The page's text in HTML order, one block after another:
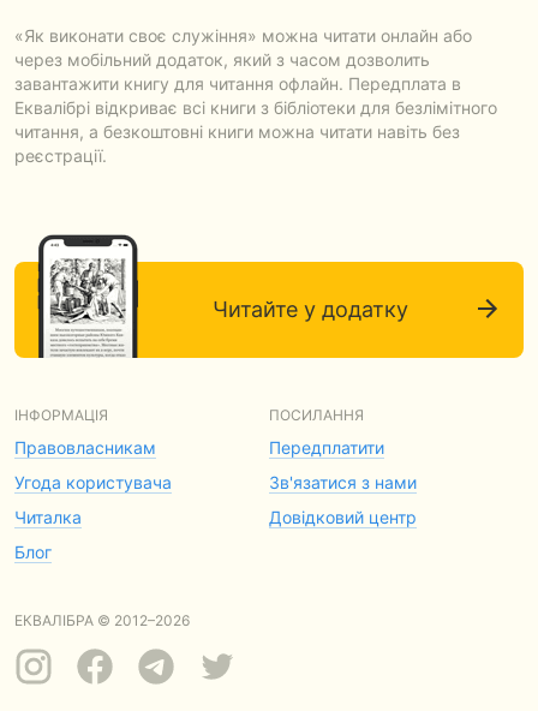
«Як виконати своє служіння» можна читати онлайн або
через мобільний додаток, який з часом дозволить
завантажити книгу для читання офлайн. Передплата в
Еквалібрі відкриває всі книги з бібліотеки для безлімітного
читання, а безкоштовні книги можна читати навіть без
реєстрації.
Читайте у додатку
ІНФОРМАЦІЯ
Правовласникам
Угода користувача
Читалка
Блог
ПОСИЛАННЯ
Передплатити
Зв'язатися з нами
Довідковий центр
ЕКВАЛІБРА © 2012–2026